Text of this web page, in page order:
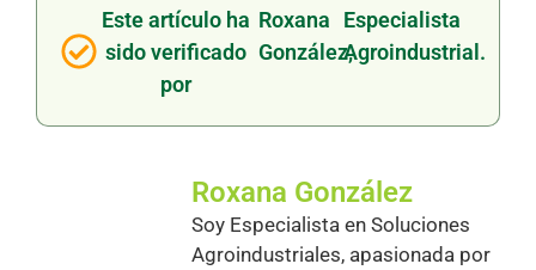
Este artículo ha
sido verificado
por
Roxana
González,
Especialista
Agroindustrial.
Roxana González
Soy Especialista en Soluciones
Agroindustriales, apasionada por